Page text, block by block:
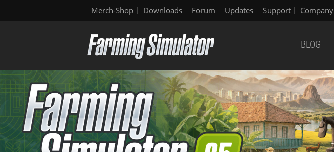
Merch-Shop Downloads Forum Updates Support Company
BLOG